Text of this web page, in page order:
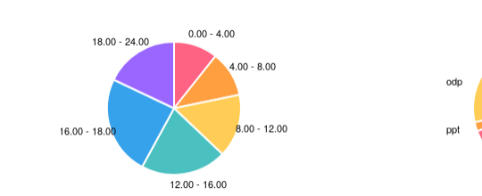
Družina Van Daan: Peter, gospod in gospa Van Daan